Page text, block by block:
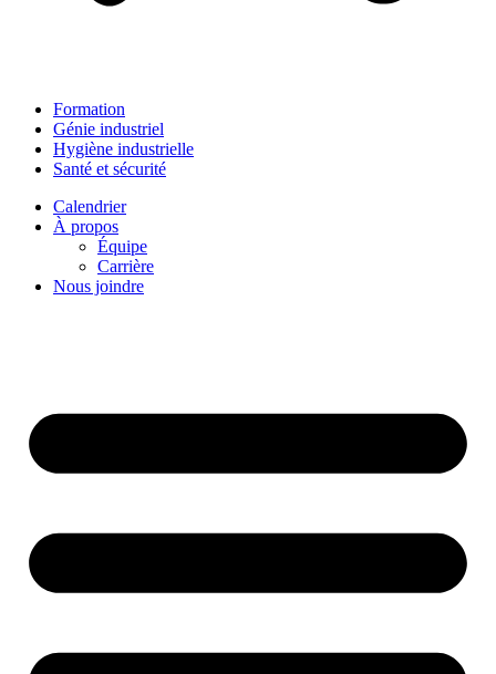
Formation
Génie industriel
Hygiène industrielle
Santé et sécurité
Calendrier
À propos
Équipe
Carrière
Nous joindre